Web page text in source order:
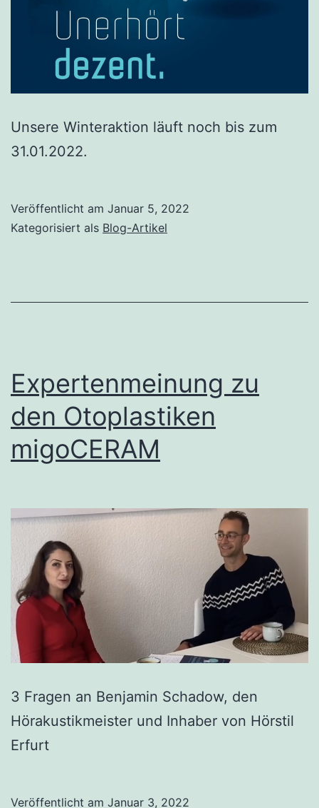
Unsere Winteraktion läuft noch bis zum
31.01.2022.
Veröffentlicht am Januar 5, 2022
Kategorisiert als Blog-Artikel
Expertenmeinung zu
den Otoplastiken
migoCERAM
3 Fragen an Benjamin Schadow, den
Hörakustikmeister und Inhaber von Hörstil
Erfurt
Veröffentlicht am Januar 3, 2022